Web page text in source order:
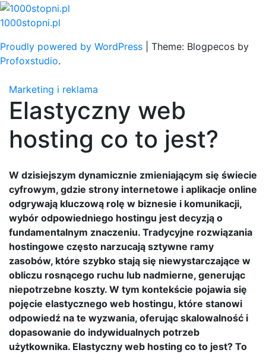
Skip
to
1000stopni.pl
Proudly powered by WordPress
Theme: Blogpecos by
Profoxstudio.
Marketing i reklama
Elastyczny web
hosting co to jest?
W dzisiejszym dynamicznie zmieniającym się świecie
cyfrowym, gdzie strony internetowe i aplikacje online
odgrywają kluczową rolę w biznesie i komunikacji,
wybór odpowiedniego hostingu jest decyzją o
fundamentalnym znaczeniu. Tradycyjne rozwiązania
hostingowe często narzucają sztywne ramy
zasobów, które szybko stają się niewystarczające w
obliczu rosnącego ruchu lub nadmierne, generując
niepotrzebne koszty. W tym kontekście pojawia się
pojęcie elastycznego web hostingu, które stanowi
odpowiedź na te wyzwania, oferując skalowalność i
dopasowanie do indywidualnych potrzeb
użytkownika. Elastyczny web hosting co to jest? To